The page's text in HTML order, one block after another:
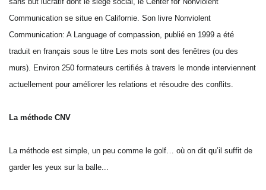
Communication se situe en Californie. Son livre Nonviolent
Communication: A Language of compassion, publié en 1999 a été
traduit en français sous le titre Les mots sont des fenêtres (ou des
murs). Environ 250 formateurs certifiés à travers le monde interviennent
actuellement pour améliorer les relations et résoudre des conflits.
La méthode CNV
La méthode est simple, un peu comme le golf… où on dit qu’il suffit de
garder les yeux sur la balle...